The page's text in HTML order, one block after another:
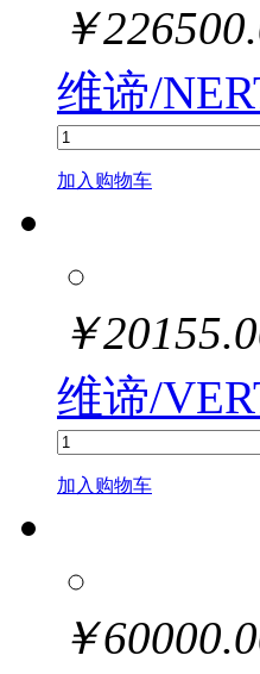
￥
维谛/
加入购物车
￥
维谛/
加入购物车
￥